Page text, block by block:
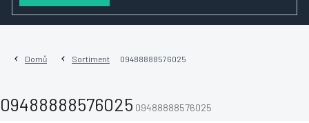
Domů Sortiment 09488888576025
09488888576025 09488888576025